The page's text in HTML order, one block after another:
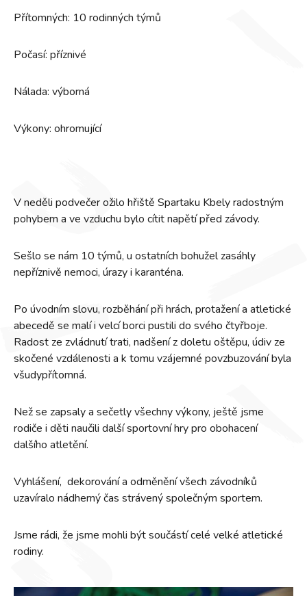
Přítomných: 10 rodinných týmů
Počasí: příznivé
Nálada: výborná
Výkony: ohromující
V neděli podvečer ožilo hřiště Spartaku Kbely radostným
pohybem a ve vzduchu bylo cítit napětí před závody.
Sešlo se nám 10 týmů, u ostatních bohužel zasáhly
nepříznivě nemoci, úrazy i karanténa.
Po úvodním slovu, rozběhání při hrách, protažení a atletické
abecedě se malí i velcí borci pustili do svého čtyřboje.
Radost ze zvládnutí trati, nadšení z doletu oštěpu, údiv ze
skočené vzdálenosti a k tomu vzájemné povzbuzování byla
všudypřítomná.
Než se zapsaly a sečetly všechny výkony, ještě jsme
rodiče i děti naučili další sportovní hry pro obohacení
dalšího atletění.
Vyhlášení, dekorování a odměnění všech závodníků
uzavíralo nádherný čas strávený společným sportem.
Jsme rádi, že jsme mohli být součástí celé velké atletické
rodiny.